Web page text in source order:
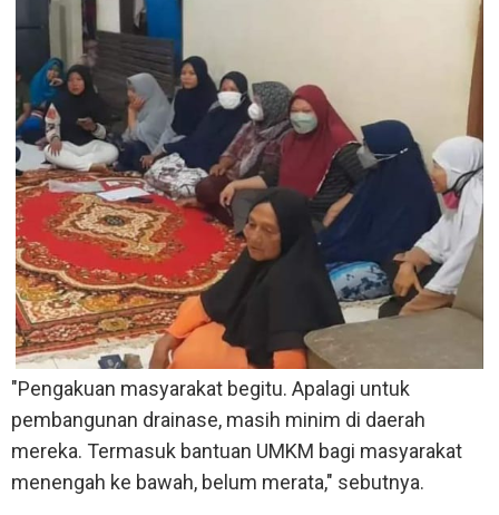
"Pengakuan masyarakat begitu. Apalagi untuk
pembangunan drainase, masih minim di daerah
mereka. Termasuk bantuan UMKM bagi masyarakat
menengah ke bawah, belum merata," sebutnya.